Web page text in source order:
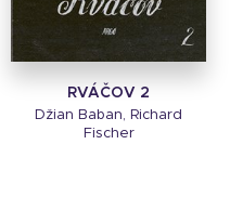
RVÁČOV 2
Džian Baban, Richard
Fischer